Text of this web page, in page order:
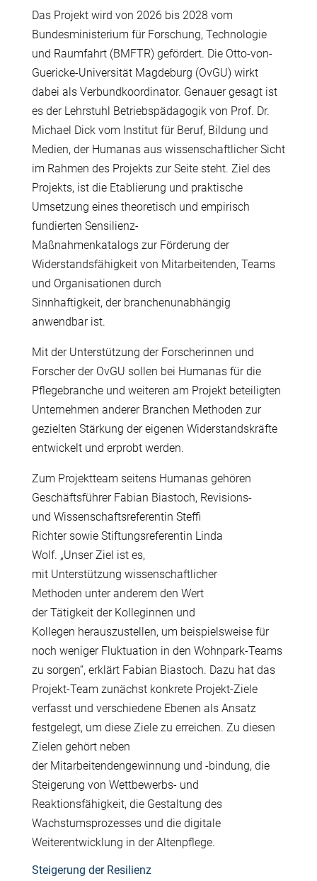
Das Projekt wird von 2026 bis 2028 vom
Bundesministerium für Forschung, Technologie
und Raumfahrt (BMFTR) gefördert. Die Otto-von-
Guericke-Universität Magdeburg (OvGU) wirkt
dabei als Verbundkoordinator. Genauer gesagt ist
es der Lehrstuhl Betriebspädagogik von Prof. Dr.
Michael Dick vom Institut für Beruf, Bildung und
Medien, der Humanas aus wissenschaftlicher Sicht
im Rahmen des Projekts zur Seite steht. Ziel des
Projekts, ist die Etablierung und praktische
Umsetzung eines theoretisch und empirisch
fundierten Sensilienz-
Maßnahmenkatalogs zur Förderung der
Widerstandsfähigkeit von Mitarbeitenden, Teams
und Organisationen durch
Sinnhaftigkeit, der branchenunabhängig
anwendbar ist.
Mit der Unterstützung der Forscherinnen und
Forscher der OvGU sollen bei Humanas für die
Pflegebranche und weiteren am Projekt beteiligten
Unternehmen anderer Branchen Methoden zur
gezielten Stärkung der eigenen Widerstandskräfte
entwickelt und erprobt werden.
Zum Projektteam seitens Humanas gehören
Geschäftsführer Fabian Biastoch, Revisions-
und Wissenschaftsreferentin Steffi
Richter sowie Stiftungsreferentin Linda
Wolf. „Unser Ziel ist es,
mit Unterstützung wissenschaftlicher
Methoden unter anderem den Wert
der Tätigkeit der Kolleginnen und
Kollegen herauszustellen, um beispielsweise für
noch weniger Fluktuation in den Wohnpark-Teams
zu sorgen“, erklärt Fabian Biastoch. Dazu hat das
Projekt-Team zunächst konkrete Projekt-Ziele
verfasst und verschiedene Ebenen als Ansatz
festgelegt, um diese Ziele zu erreichen. Zu diesen
Zielen gehört neben
der Mitarbeitendengewinnung und -bindung, die
Steigerung von Wettbewerbs- und
Reaktionsfähigkeit, die Gestaltung des
Wachstumsprozesses und die digitale
Weiterentwicklung in der Altenpflege.
Steigerung der Resilienz